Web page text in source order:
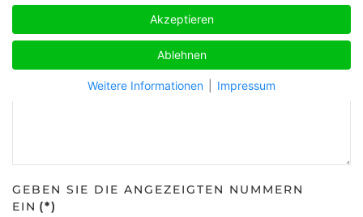
IHR ANLIEGEN
GEBEN SIE DIE ANGEZEIGTEN NUMMERN
EIN (*)
Akzeptieren
Ablehnen
Weitere Informationen Impressum